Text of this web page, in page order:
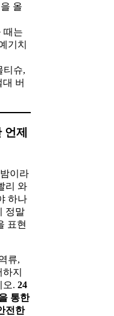
올
때는
기치
티슈,
버
제
이라
리 와
하나
정말
표현
류,
지
오. 24
통한
전한